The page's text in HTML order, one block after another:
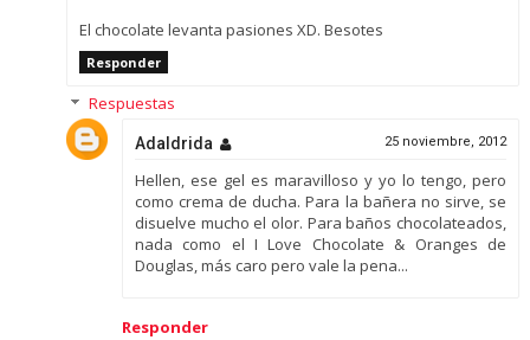
El chocolate levanta pasiones XD. Besotes
Responder
Respuestas
Adaldrida 25 noviembre, 2012
Hellen, ese gel es maravilloso y yo lo tengo, pero
como crema de ducha. Para la bañera no sirve, se
disuelve mucho el olor. Para baños chocolateados,
nada como el I Love Chocolate & Oranges de
Douglas, más caro pero vale la pena...
Responder